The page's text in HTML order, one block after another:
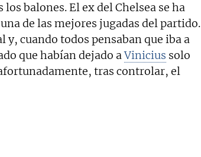
balones. El ex del Chelsea se ha
de las mejores jugadas del partido.
cuando todos pensaban que iba a
que habían dejado aVinicius solo
tras controlar, el